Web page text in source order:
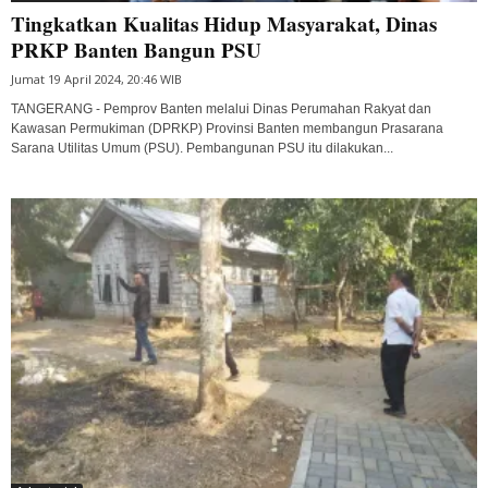
Tingkatkan Kualitas Hidup Masyarakat, Dinas
PRKP Banten Bangun PSU
Jumat 19 April 2024, 20:46 WIB
TANGERANG - Pemprov Banten melalui Dinas Perumahan Rakyat dan
Kawasan Permukiman (DPRKP) Provinsi Banten membangun Prasarana
Sarana Utilitas Umum (PSU). Pembangunan PSU itu dilakukan...